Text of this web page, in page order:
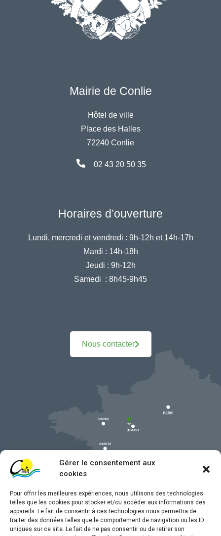
Gérer le consentement aux
cookies
Pour offrir les meilleures expériences, nous utilisons des technologies
telles que les cookies pour stocker et/ou accéder aux informations des
appareils. Le fait de consentir à ces technologies nous permettra de
traiter des données telles que le comportement de navigation ou les ID
uniques sur ce site. Le fait de ne pas consentir ou de retirer son
Mairie de Conlie
Hôtel de ville
Place des Halles
72240 Conlie
02 43 20 50 35
Horaires d’ouverture
Lundi, mercredi et vendredi : 9h-12h et 14h-17h
Mardi : 14h-18h
Jeudi : 9h-12h
Samedi : 8h45-9h45
Nous contacter